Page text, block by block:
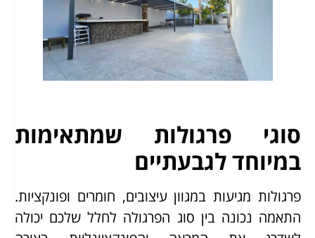
סוגי פרגולות שמתאימות
במיוחד לגבעתיים
פרגולות מגיעות במגוון עיצובים, חומרים ופונקציות.
התאמה נכונה בין סוג הפרגולה לחלל שלכם יכולה